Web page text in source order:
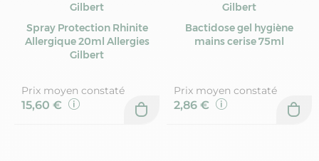
Gilbert
Spray Protection Rhinite
Allergique 20ml Allergies
Gilbert
Prix moyen constaté
15,60 €
Gilbert
Bactidose gel hygiène
mains cerise 75ml
Prix moyen constaté
2,86 €